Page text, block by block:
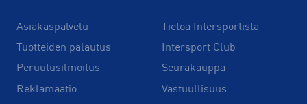
Asiakaspalvelu
Tuotteiden palautus
Peruutusilmoitus
Reklamaatio
Tietoa Intersportista
Intersport Club
Seurakauppa
Vastuullisuus